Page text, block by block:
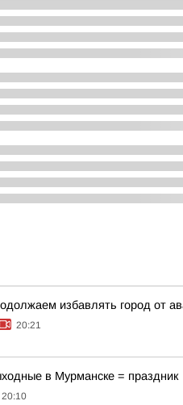
избавлять город от
20:21
в Мурманске = праздник
20:10